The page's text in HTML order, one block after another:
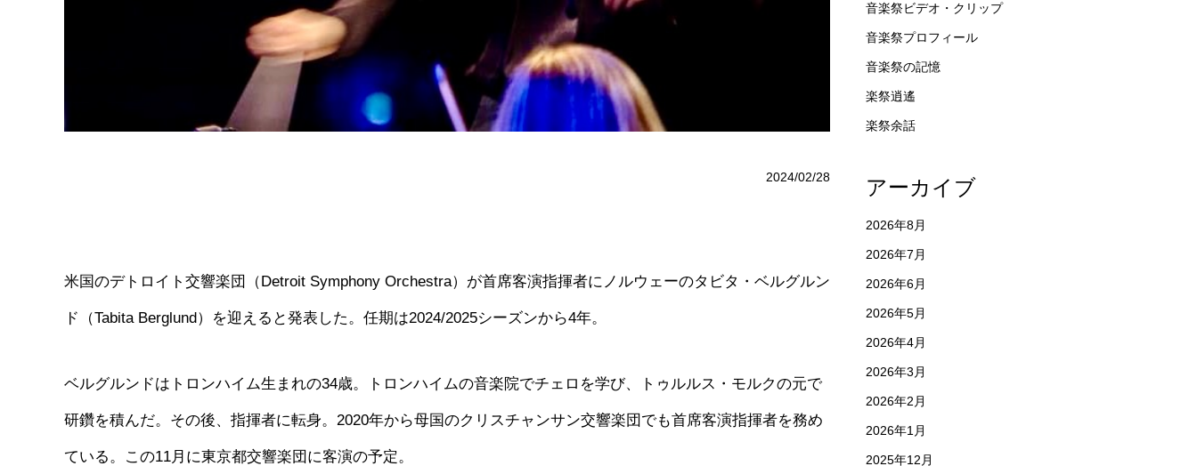
2024/02/28
米国のデトロイト交響楽団（Detroit Symphony Orchestra）が首席客演指揮者にノルウェーのタビタ・ベルグルン
ド（Tabita Berglund）を迎えると発表した。任期は2024/2025シーズンから4年。
ベルグルンドはトロンハイム生まれの34歳。トロンハイムの音楽院でチェロを学び、トゥルルス・モルクの元で
研鑽を積んだ。その後、指揮者に転身。2020年から母国のクリスチャンサン交響楽団でも首席客演指揮者を務め
ている。この11月に東京都交響楽団に客演の予定。
音楽祭ビデオ・クリップ
音楽祭プロフィール
音楽祭の記憶
楽祭逍遙
楽祭余話
アーカイブ
2026年8月
2026年7月
2026年6月
2026年5月
2026年4月
2026年3月
2026年2月
2026年1月
2025年12月